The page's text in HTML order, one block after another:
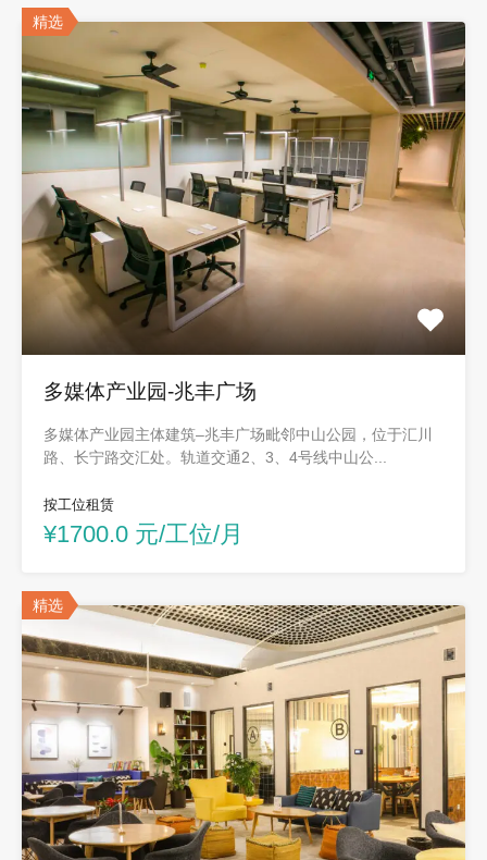
精选
多媒体产业园-兆丰广场
多媒体产业园主体建筑–兆丰广场毗邻中山公园，位于汇川
路、长宁路交汇处。轨道交通2、3、4号线中山公...
按工位租赁
¥1700.0 元/工位/月
精选